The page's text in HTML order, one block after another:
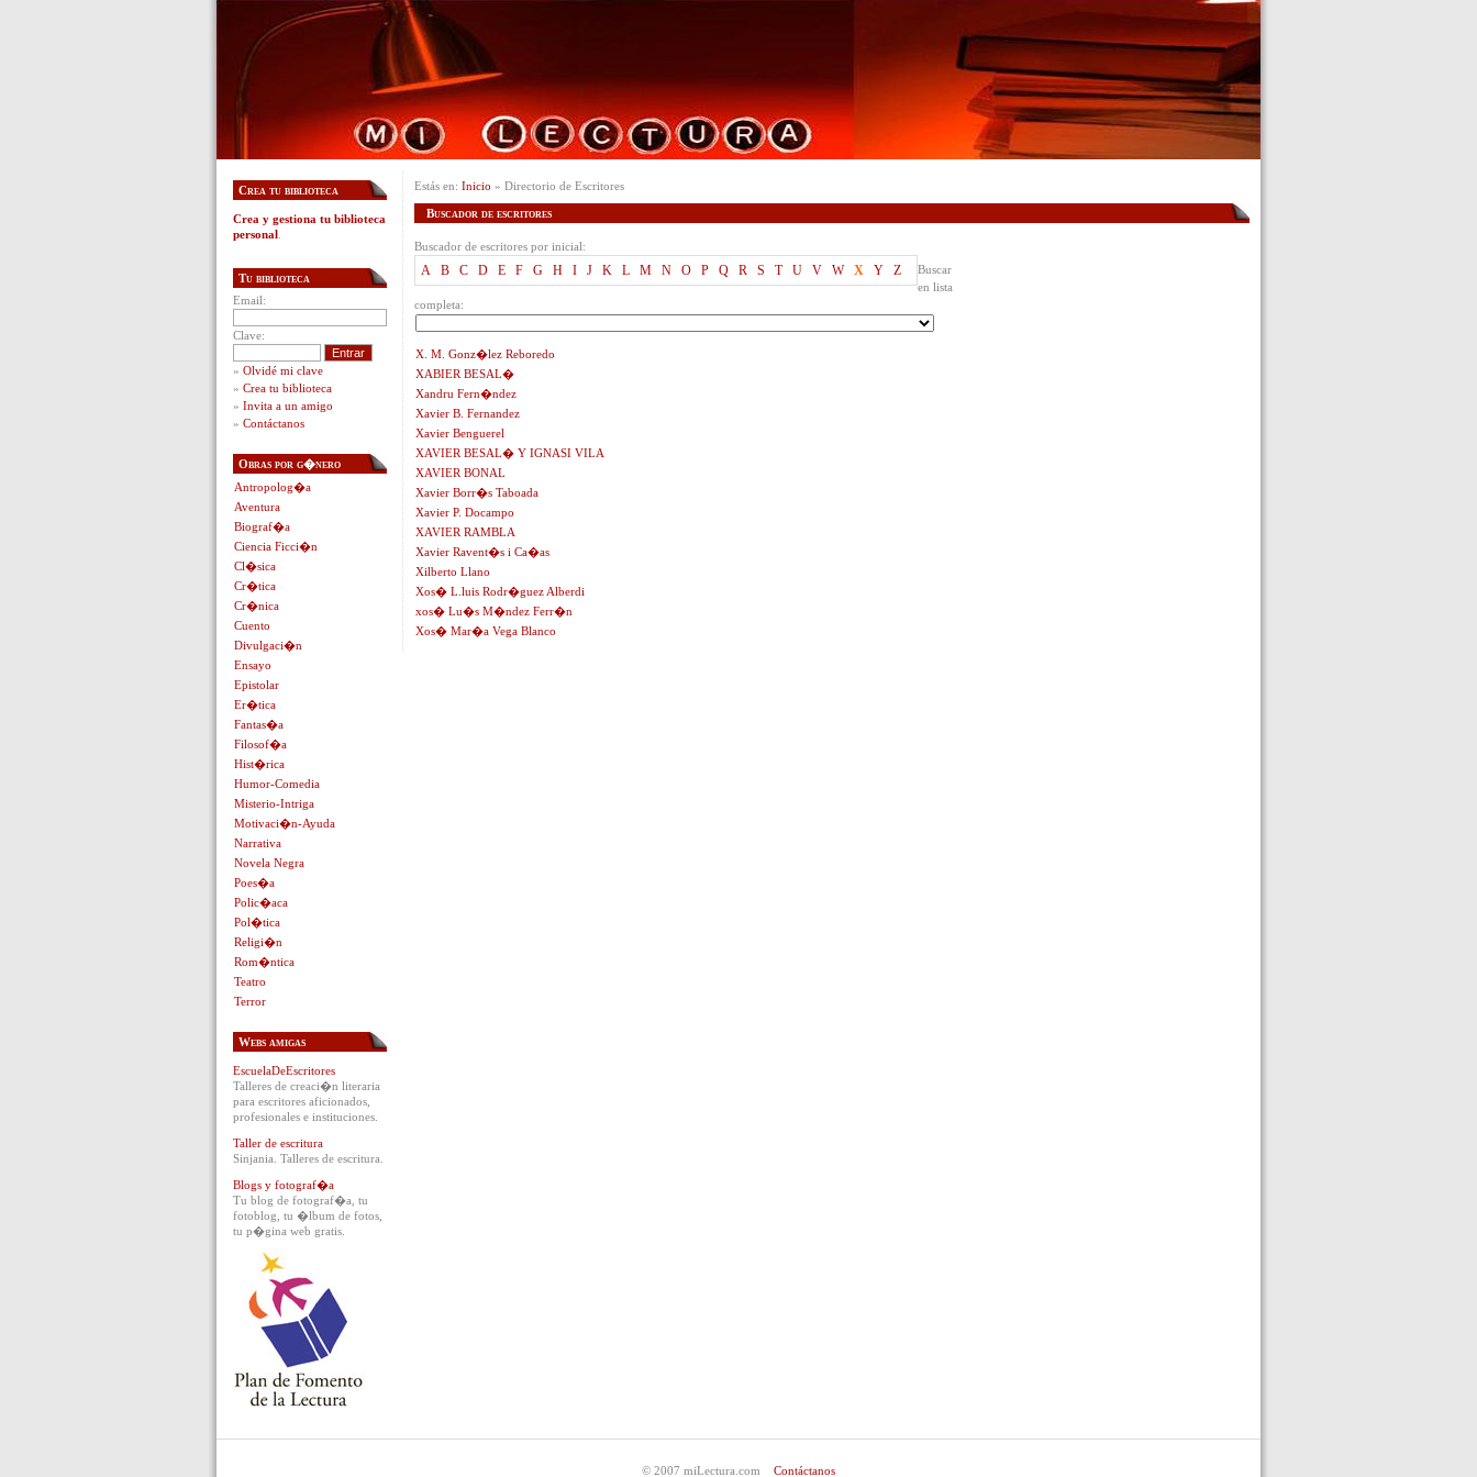
Estás en: Inicio » Directorio de Escritores
Buscador de escritores
Buscador de escritores por inicial:
A B C D E F G H I J K L M N O P Q R S T U V W X Y Z
Buscar
en lista
completa:
X. M. Gonz�lez Reboredo
XABIER BESAL�
Xandru Fern�ndez
Xavier B. Fernandez
Xavier Benguerel
XAVIER BESAL� Y IGNASI VILA
XAVIER BONAL
Xavier Borr�s Taboada
Xavier P. Docampo
XAVIER RAMBLA
Xavier Ravent�s i Ca�as
Xilberto Llano
Xos� L.luis Rodr�guez Alberdi
xos� Lu�s M�ndez Ferr�n
Xos� Mar�a Vega Blanco
Crea tu biblioteca
Crea y gestiona tu biblioteca
personal
Tu biblioteca
Email:
Clave:
» Olvidé mi clave
» Crea tu biblioteca
» Invita a un amigo
» Contáctanos
Obras por g�nero
Antropolog�a
Aventura
Biograf�a
Ciencia Ficci�n
Cl�sica
Cr�tica
Cr�nica
Cuento
Divulgaci�n
Ensayo
Epistolar
Er�tica
Fantas�a
Filosof�a
Hist�rica
Humor-Comedia
Misterio-Intriga
Motivaci�n-Ayuda
Narrativa
Novela Negra
Poes�a
Polic�aca
Pol�tica
Religi�n
Rom�ntica
Teatro
Terror
Webs amigas
EscuelaDeEscritores
Talleres de creaci�n literaria
para escritores aficionados,
profesionales e instituciones.
Taller de escritura
Sinjania. Talleres de escritura.
Blogs y fotograf�a
Tu blog de fotograf�a, tu
fotoblog, tu �lbum de fotos,
tu p�gina web gratis.
© 2007 miLectura.com Contáctanos